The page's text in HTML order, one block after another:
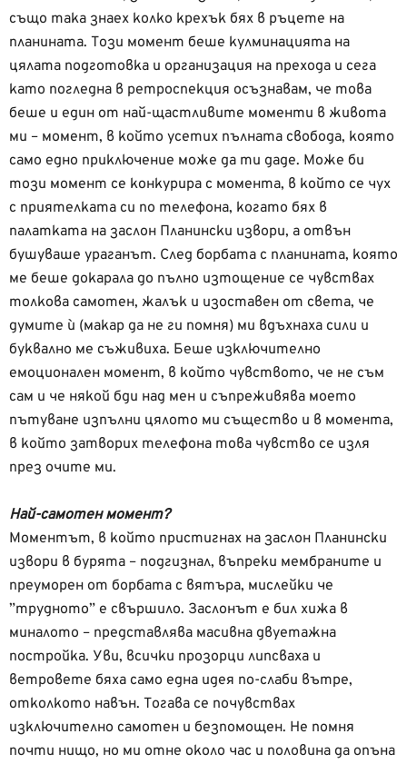
също така знаех колко крехък бях в ръцете на
планината. Този момент беше кулминацията на
цялата подготовка и организация на прехода и сега
като погледна в ретроспекция осъзнавам, че това
беше и един от най-щастливите моменти в живота
ми – момент, в който усетих пълната свобода, която
само едно приключение може да ти даде. Може би
този момент се конкурира с момента, в който се чух
с приятелката си по телефона, когато бях в
палатката на заслон Планински извори, а отвън
бушуваше ураганът. След борбата с планината, която
ме беше докарала до пълно изтощение се чувствах
толкова самотен, жалък и изоставен от света, че
думите ѝ (макар да не ги помня) ми вдъхнаха сили и
буквално ме съживиха. Беше изключително
емоционален момент, в който чувството, че не съм
сам и че някой бди над мен и съпреживява моето
пътуване изпълни цялото ми същество и в момента,
в който затворих телефона това чувство се изля
през очите ми.
Най-самотен момент?
Моментът, в който пристигнах на заслон Планински
извори в бурята – подгизнал, въпреки мембраните и
преуморен от борбата с вятъра, мислейки че
”трудното” е свършило. Заслонът е бил хижа в
миналото – представлява масивна двуетажна
постройка. Уви, всички прозорци липсваха и
ветровете бяха само една идея по-слаби вътре,
отколкото навън. Тогава се почувствах
изключително самотен и безпомощен. Не помня
почти нищо, но ми отне около час и половина да опъна